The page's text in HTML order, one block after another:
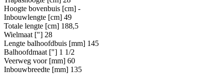
Hoogte bovenbuis [cm] -
Inbouwlengte [cm] 49
Totale lengte [cm] 188,5
Wielmaat ["] 28
Lengte balhoofdbuis [mm] 145
Balhoofdmaat ["] 1 1/2
Veerweg voor [mm] 60
Inbouwbreedte [mm] 135